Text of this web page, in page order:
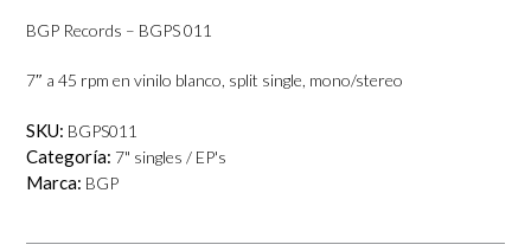
BGP Records – BGPS 011
7″ a 45 rpm en vinilo blanco, split single, mono/stereo
SKU: BGPS011
Categoría: 7" singles / EP's
Marca: BGP